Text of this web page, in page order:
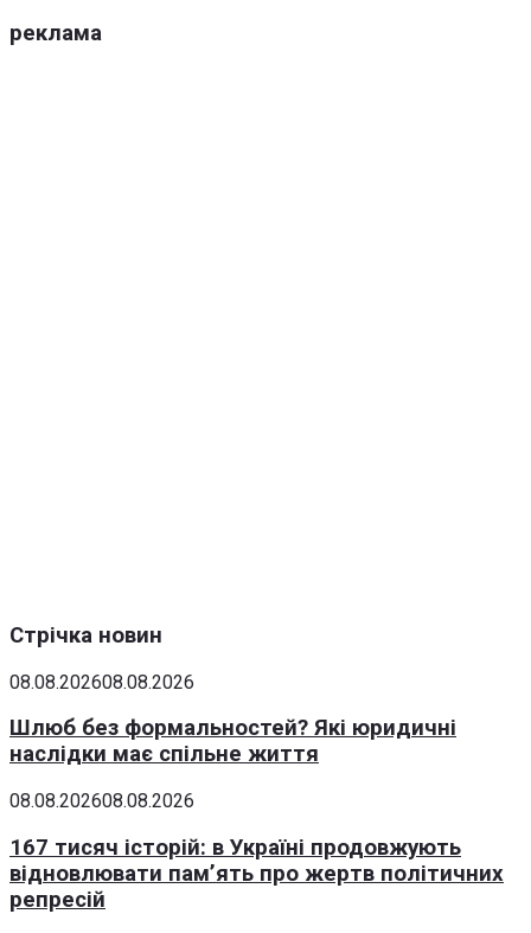
реклама
Стрічка новин
08.08.202608.08.2026
Шлюб без формальностей? Які юридичні
наслідки має спільне життя
08.08.202608.08.2026
167 тисяч історій: в Україні продовжують
відновлювати пам’ять про жертв політичних
репресій